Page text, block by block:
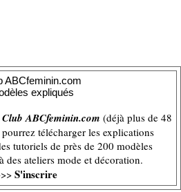
Club ABCfeminin.com (déjà plus de 48
télécharger les explications
tutoriels de près de 200 modèles
des ateliers mode et décoration.
S'inscrire